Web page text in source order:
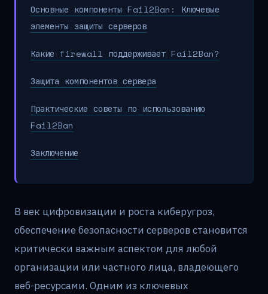
Основные компоненты Fail2Ban: Ключевые
элементы защиты серверов
Какие firewall поддерживает Fail2Ban?
Защита компонентов сервера
Практические советы по использованию
Fail2Ban
Заключение
В век цифровизации и роста киберугроз,
обеспечение безопасности серверов становится
критически важным аспектом для любой
организации или частного лица, владеющего
веб-ресурсами. Одним из ключевых